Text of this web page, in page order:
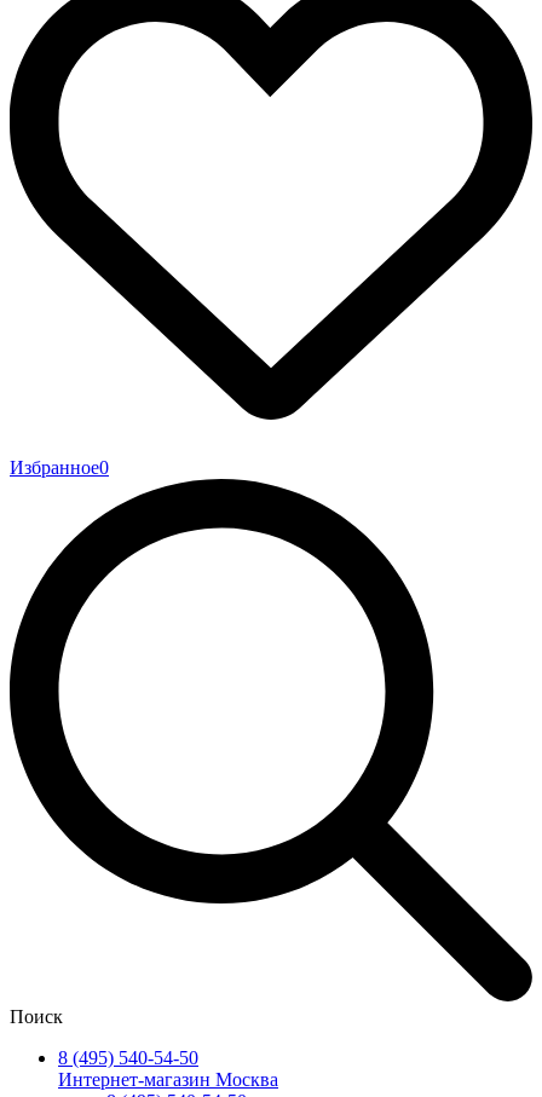
Избранное0
Поиск
8 (495) 540-54-50
Интернет-магазин Москва